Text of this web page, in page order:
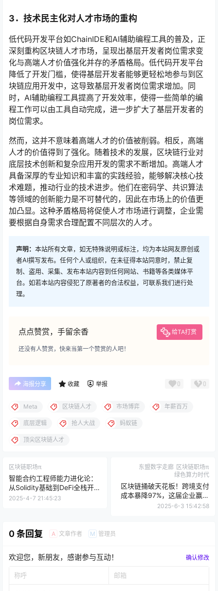
3． 技术民主化对人才市场的重构
低代码开发平台如ChainIDE和AI辅助编程工具的普及，正
深刻重构区块链人才市场，呈现出基层开发者岗位需求变
化与高端人才价值强化并存的矛盾格局。低代码开发平台
降低了开发门槛，使得基层开发者能够更轻松地参与到区
块链应用开发中，这导致基层开发者岗位需求增加。同
时，AI辅助编程工具提高了开发效率，使得一些简单的编
程工作可以由工具自动完成，进一步扩大了基层开发者的
岗位需求。
然而，这并不意味着高端人才的价值被削弱。相反，高端
人才的价值得到了强化。随着技术的发展，区块链行业对
底层技术创新和复杂应用开发的需求不断增加。高端人才
具备深厚的专业知识和丰富的实践经验，能够解决核心技
术难题，推动行业的技术进步。他们在密码学、共识算法
等领域的创新能力是不可替代的，因此在市场上的价值更
加凸显。这种矛盾格局将促使人才市场进行调整，企业需
要根据自身需求合理配置不同层次的人才。
声明： 本站所有文章，如无特殊说明或标注，均为本站网友原创或
者AI撰写发布。任何个人或组织，在未征得本站同意时，禁止复
制、盗用、采集、发布本站内容到任何网站、书籍等各类媒体平
台。如若本站内容侵犯了原著者的合法权益，可联系我们进行处
理。
点点赞赏，手留余香 给TA打赏
还没有人赞赏，快来当第一个赞赏的人吧！
海报分享 收藏 举报 0 0
Meta 区块链人才 市场博弈 年薪百万
底层逻辑 抢人大战 蚂蚁链
顶尖区块链人才
区块链职场π
智能合约工程师能力进化论：
从Solidity基础到DeFi全栈开发
实战
2025-4-7 21:45:23
东盟数字走廊 区块链职场π
绿色算力时代
区块链捅破天花板！跨境支付
成本暴降97%，这届企业赢麻
了
2025-6-3 15:42:58
0 条回复 A 文章作者 M 管理员
欢迎您，新朋友，感谢参与互动！ 确认修改